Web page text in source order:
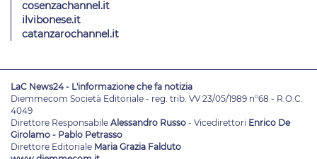
cosenzachannel.it
ilvibonese.it
catanzarochannel.it
LaC News24 - L'informazione che fa notizia
Diemmecom Società Editoriale - reg. trib. VV 23/05/1989 n°68 - R.O.C.
4049
Direttore Responsabile Alessandro Russo - Vicedirettori Enrico De
Girolamo - Pablo Petrasso
Direttore Editoriale Maria Grazia Falduto